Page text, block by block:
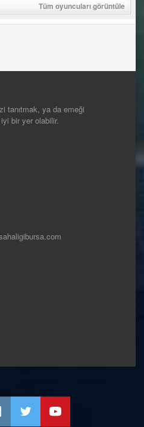
Tüm oyuncuları görüntüle
tanıtmak, ya da emeği
bir yer olabilir.